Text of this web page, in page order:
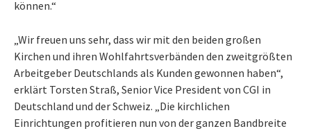
können.“
„Wir freuen uns sehr, dass wir mit den beiden großen
Kirchen und ihren Wohlfahrtsverbänden den zweitgrößten
Arbeitgeber Deutschlands als Kunden gewonnen haben“,
erklärt Torsten Straß, Senior Vice President von CGI in
Deutschland und der Schweiz. „Die kirchlichen
Einrichtungen profitieren nun von der ganzen Bandbreite